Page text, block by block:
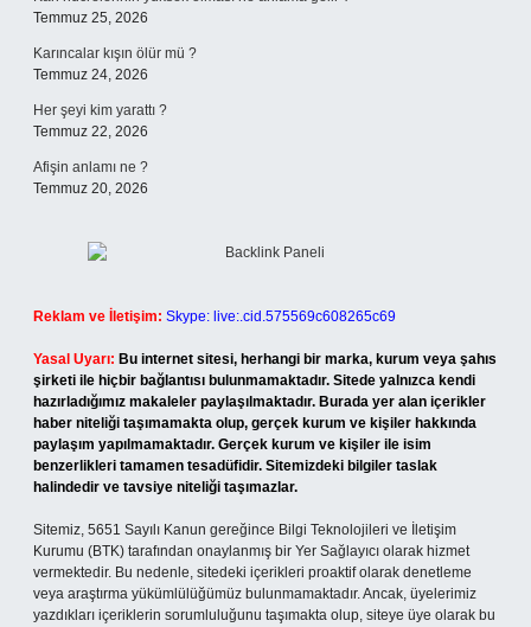
Temmuz 25, 2026
Karıncalar kışın ölür mü ?
Temmuz 24, 2026
Her şeyi kim yarattı ?
Temmuz 22, 2026
Afişin anlamı ne ?
Temmuz 20, 2026
Reklam ve İletişim: Skype: live:.cid.575569c608265c69
Yasal Uyarı: Bu internet sitesi, herhangi bir marka, kurum veya şahıs
şirketi ile hiçbir bağlantısı bulunmamaktadır. Sitede yalnızca kendi
hazırladığımız makaleler paylaşılmaktadır. Burada yer alan içerikler
haber niteliği taşımamakta olup, gerçek kurum ve kişiler hakkında
paylaşım yapılmamaktadır. Gerçek kurum ve kişiler ile isim
benzerlikleri tamamen tesadüfidir. Sitemizdeki bilgiler taslak
halindedir ve tavsiye niteliği taşımazlar.
Sitemiz, 5651 Sayılı Kanun gereğince Bilgi Teknolojileri ve İletişim
Kurumu (BTK) tarafından onaylanmış bir Yer Sağlayıcı olarak hizmet
vermektedir. Bu nedenle, sitedeki içerikleri proaktif olarak denetleme
veya araştırma yükümlülüğümüz bulunmamaktadır. Ancak, üyelerimiz
yazdıkları içeriklerin sorumluluğunu taşımakta olup, siteye üye olarak bu